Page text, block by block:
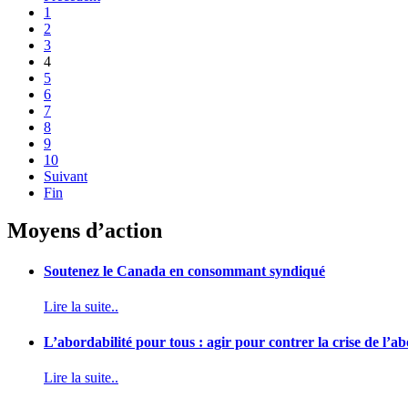
1
2
3
4
5
6
7
8
9
10
Suivant
Fin
Moyens d’action
Soutenez le Canada en consommant syndiqué
Lire la suite..
L’abordabilité pour tous : agir pour contrer la crise de
Lire la suite..